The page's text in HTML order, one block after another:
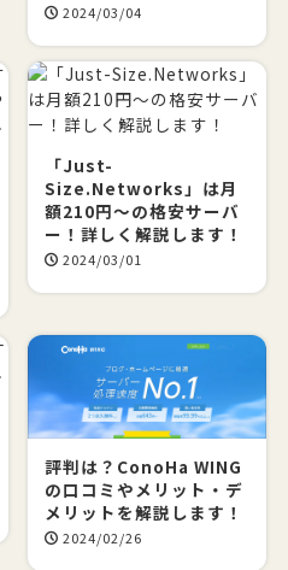
2024/03/04
「Just-
Size.Networks」は月
額210円～の格安サーバ
ー！詳しく解説します！
2024/03/01
評判は？ConoHa WING
の口コミやメリット・デ
メリットを解説します！
2024/02/26